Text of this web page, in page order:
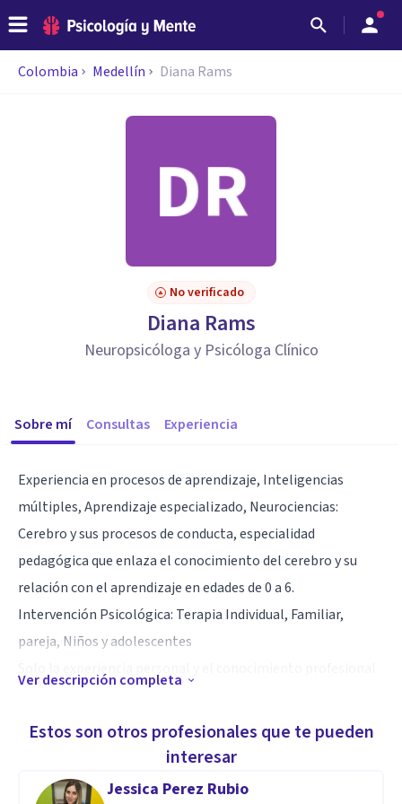
Colombia Medellín Diana Rams
No verificado
Diana Rams
Neuropsicóloga y Psicóloga Clínico
Sobre mí Consultas Experiencia
Experiencia en procesos de aprendizaje, Inteligencias
múltiples, Aprendizaje especializado, Neurociencias:
Cerebro y sus procesos de conducta, especialidad
pedagógica que enlaza el conocimiento del cerebro y su
relación con el aprendizaje en edades de 0 a 6.
Intervención Psicológica: Terapia Individual, Familiar,
pareja, Niños y adolescentes
brindar a terapeuta una vasta capacidad para asistir a las
personas con problemas, o en crisis graves, para ayudarlos
a encontrar la mejor solución. Desarrollo mi trabajo
Ver descripción completa
Estos son otros profesionales que te pueden
interesar
Jessica Perez Rubio